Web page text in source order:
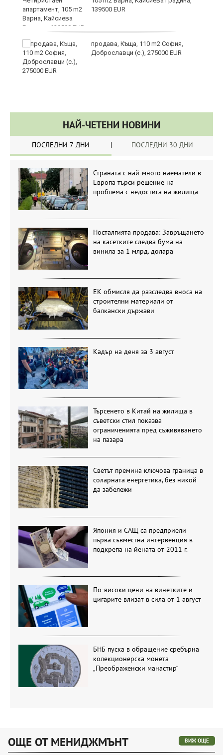
139500 EUR
продава, Къща, 110 m2 София,
Доброславци (с.), 275000 EUR
НАЙ-ЧЕТЕНИ НОВИНИ
ПОСЛЕДНИ 7 ДНИ ПОСЛЕДНИ 30 ДНИ
Страната с най-много наематели в
Европа търси решение на
проблема с недостига на жилища
Носталгията продава: Завръщането
на касетките следва бума на
винила за 1 млрд. долара
ЕК обмисля да разследва вноса на
строителни материали от
балкански държави
Кадър на деня за 3 август
Търсенето в Китай на жилища в
съветски стил показва
ограниченията пред съживяването
на пазара
Светът премина ключова граница в
соларната енергетика, без никой
да забележи
Япония и САЩ са предприели
първа съвместна интервенция в
подкрепа на йената от 2011 г.
По-високи цени на винетките и
цигарите влизат в сила от 1 август
БНБ пуска в обращение сребърна
колекционерска монета
„Преображенски манастир“
ОЩЕ ОТ МЕНИДЖМЪНТ ВИЖ ОЩЕ